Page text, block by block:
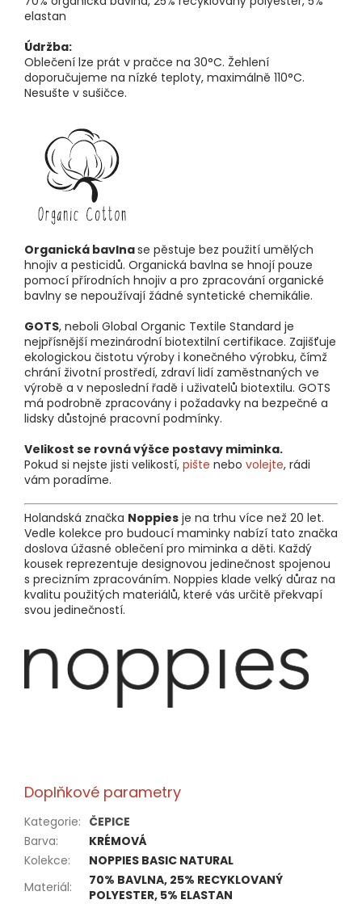
elastan
Údržba:
Oblečení lze prát v pračce na 30°C. Žehlení
doporučujeme na nízké teploty, maximálně 110°C.
Nesušte v sušičce.
Organická bavlnase pěstuje bez použití umělých
hnojiv a pesticidů. Organická bavlna se hnojí pouze
pomocí přírodních hnojiv a pro zpracování organické
bavlny se nepoužívají žádné syntetické chemikálie.
GOTS, neboli Global Organic Textile Standard je
nejpřísnější mezinárodní biotextilní certifikace. Zajišťuje
ekologickou čistotu výroby i konečného výrobku, čímž
chrání životní prostředí, zdraví lidí zaměstnaných ve
výrobě a v neposlední řadě i uživatelů biotextilu. GOTS
má podrobně zpracovány i požadavky na bezpečné a
lidsky důstojné pracovní podmínky.
Velikost se rovná výšce postavy miminka.
Pokud si nejste jisti velikostí, pište nebo volejte, rádi
vám poradíme.
Holandská značka Noppies je na trhu více než 20 let.
Vedle kolekce pro budoucí maminky nabízí tato značka
doslova úžasné oblečení pro miminka a děti. Každý
kousek reprezentuje designovou jedinečnost spojenou
s precizním zpracováním. Noppies klade velký důraz na
kvalitu použitých materiálů, které vás určitě překvapí
svou jedinečností.
Doplňkové parametry
Kategorie: ČEPICE
Barva:
KRÉMOVÁ
Kolekce:
NOPPIES BASIC NATURAL
Materiál:
70% BAVLNA, 25% RECYKLOVANÝ
POLYESTER, 5% ELASTAN